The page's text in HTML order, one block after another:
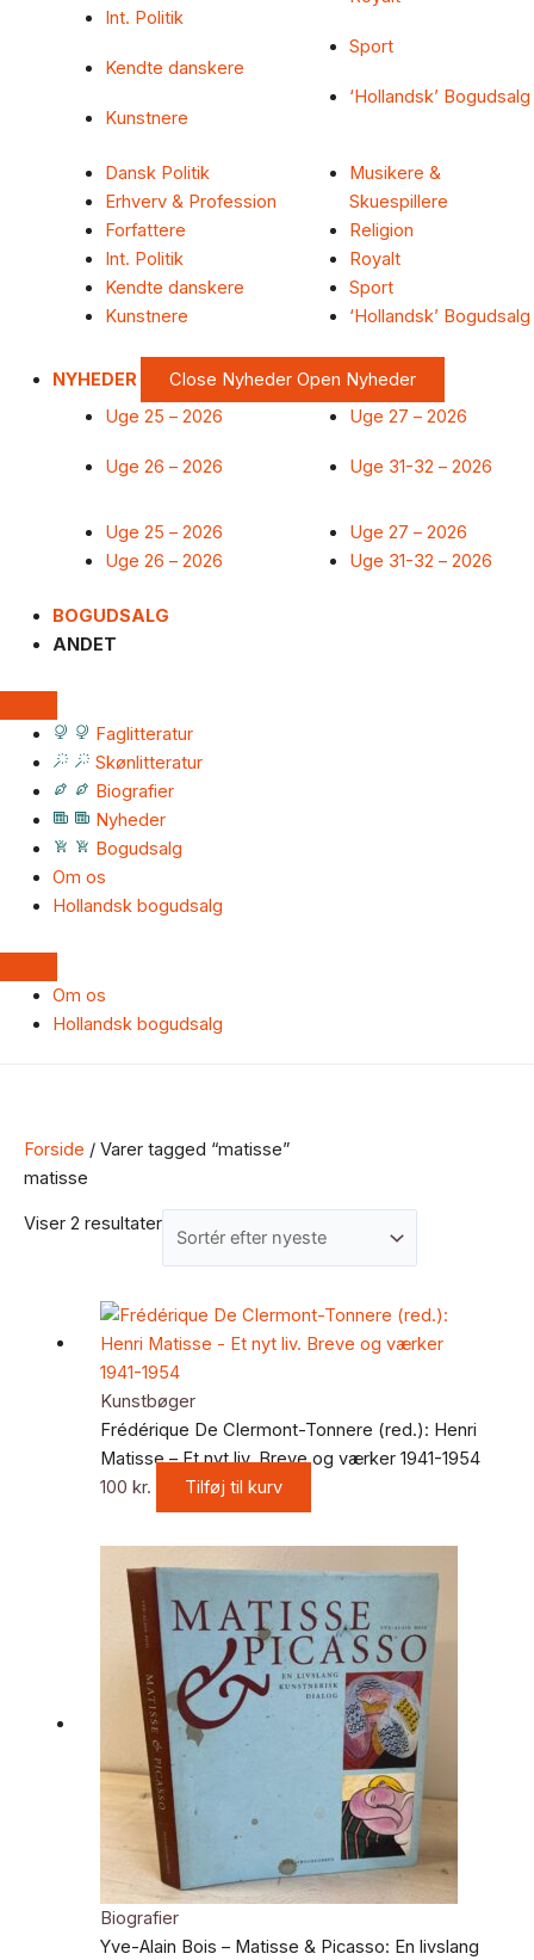
Int. Politik
Kendte danskere
Kunstnere
Sport
‘Hollandsk’ Bogudsalg
Dansk Politik
Erhverv & Profession
Forfattere
Int. Politik
Kendte danskere
Kunstnere
Musikere &
Skuespillere
Religion
Royalt
Sport
‘Hollandsk’ Bogudsalg
NYHEDER Close Nyheder Open Nyheder
Uge 25 – 2026
Uge 26 – 2026
Uge 27 – 2026
Uge 31-32 – 2026
Uge 25 – 2026
Uge 26 – 2026
Uge 27 – 2026
Uge 31-32 – 2026
BOGUDSALG
ANDET
Faglitteratur
Skønlitteratur
Biografier
Nyheder
Bogudsalg
Om os
Hollandsk bogudsalg
Om os
Hollandsk bogudsalg
Forside / Varer tagged “matisse”
matisse
Viser 2 resultater
Kunstbøger
Frédérique De Clermont-Tonnere (red.): Henri
Matisse – Et nyt liv. Breve og værker 1941-1954
100 kr. Tilføj til kurv
Biografier
Yve-Alain Bois – Matisse & Picasso: En livslang